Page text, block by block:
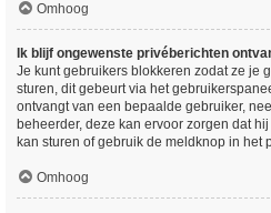
Omhoog
Ik blijf ongewenste privéberichten
Je kunt gebruikers blokkeren zodat ze je
sturen, dit gebeurt via het
ontvangt van een bepaalde gebruiker,
beheerder, deze kan ervoor zorgen dat
kan sturen of gebruik de meldknop in het
Omhoog